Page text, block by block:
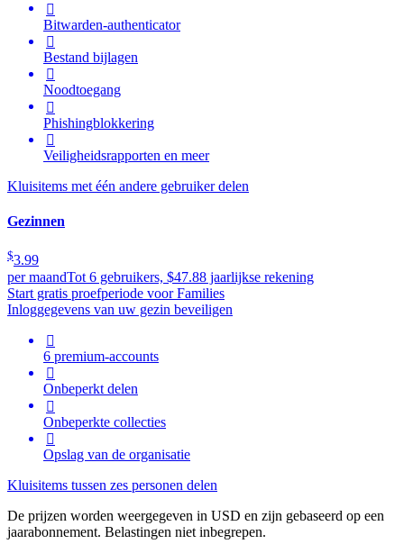

Bitwarden-authenticator

Bestand bijlagen

Noodtoegang

Phishingblokkering

Veiligheidsrapporten en meer
Kluisitems met één andere gebruiker delen
Gezinnen
$3.99
per maandTot 6 gebruikers, $47.88 jaarlijkse rekening
Start gratis proefperiode voor Families
Inloggegevens van uw gezin beveiligen

6 premium-accounts

Onbeperkt delen

Onbeperkte collecties

Opslag van de organisatie
Kluisitems tussen zes personen delen
De prijzen worden weergegeven in USD en zijn gebaseerd op een
jaarabonnement. Belastingen niet inbegrepen.